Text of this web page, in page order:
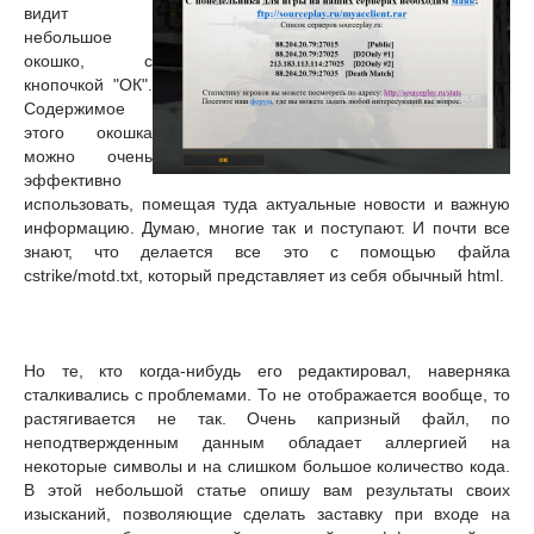
видит
небольшое
окошко, с
кнопочкой "ОК".
Содержимое
этого окошка
можно очень
эффективно
использовать, помещая туда актуальные новости и важную
информацию. Думаю, многие так и поступают. И почти все
знают, что делается все это с помощью файла
cstrike/motd.txt, который представляет из себя обычный html.
Но те, кто когда-нибудь его редактировал, наверняка
сталкивались с проблемами. То не отображается вообще, то
растягивается не так. Очень капризный файл, по
неподтвержденным данным обладает аллергией на
некоторые символы и на слишком большое количество кода.
В этой небольшой статье опишу вам результаты своих
изысканий, позволяющие сделать заставку при входе на